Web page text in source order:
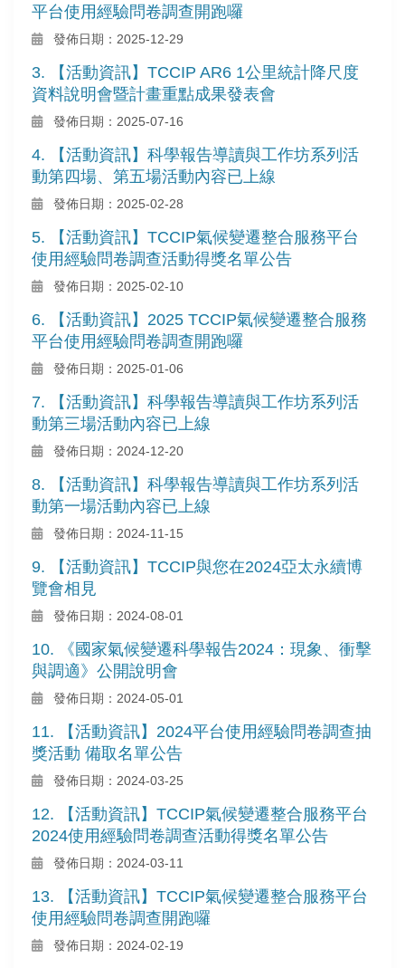
平台使用經驗問卷調查開跑囉
發佈日期：2025-12-29
3. 【活動資訊】TCCIP AR6 1公里統計降尺度
資料說明會暨計畫重點成果發表會
發佈日期：2025-07-16
4. 【活動資訊】科學報告導讀與工作坊系列活
動第四場、第五場活動內容已上線
發佈日期：2025-02-28
5. 【活動資訊】TCCIP氣候變遷整合服務平台
使用經驗問卷調查活動得獎名單公告
發佈日期：2025-02-10
6. 【活動資訊】2025 TCCIP氣候變遷整合服務
平台使用經驗問卷調查開跑囉
發佈日期：2025-01-06
7. 【活動資訊】科學報告導讀與工作坊系列活
動第三場活動內容已上線
發佈日期：2024-12-20
8. 【活動資訊】科學報告導讀與工作坊系列活
動第一場活動內容已上線
發佈日期：2024-11-15
9. 【活動資訊】TCCIP與您在2024亞太永續博
覽會相見
發佈日期：2024-08-01
10. 《國家氣候變遷科學報告2024：現象、衝擊
與調適》公開說明會
發佈日期：2024-05-01
11. 【活動資訊】2024平台使用經驗問卷調查抽
獎活動 備取名單公告
發佈日期：2024-03-25
12. 【活動資訊】TCCIP氣候變遷整合服務平台
2024使用經驗問卷調查活動得獎名單公告
發佈日期：2024-03-11
13. 【活動資訊】TCCIP氣候變遷整合服務平台
使用經驗問卷調查開跑囉
發佈日期：2024-02-19